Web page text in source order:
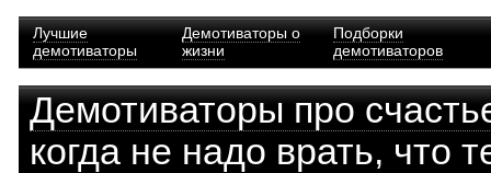
Лучшие
демотиваторы
Демотиваторы о
жизни
Подборки
демотиваторов
Демотиваторы про
когда не надо врать, что